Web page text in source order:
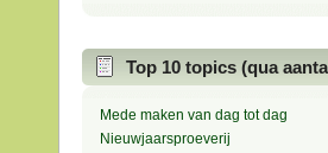
Top 10 topics (qua
Mede maken van dag tot dag
Nieuwjaarsproeverij